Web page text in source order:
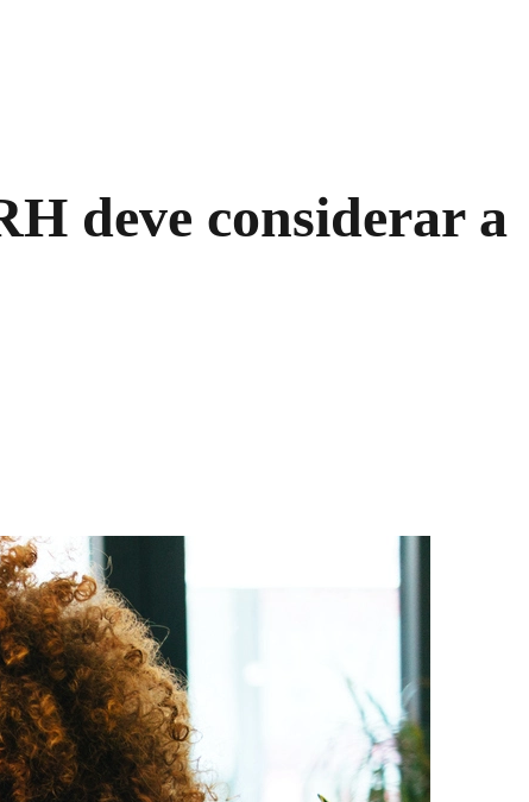
deve considerar a